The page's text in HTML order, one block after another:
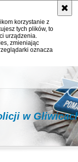
korzystanie z
tych plików, to
urządzenia.
zmieniając
oznacza
w